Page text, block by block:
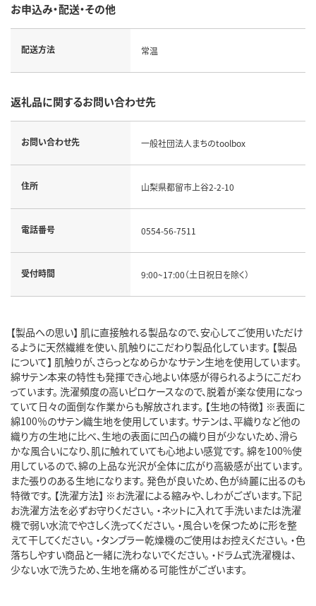
お申込み・配送・その他
配送方法 常温
返礼品に関するお問い合わせ先
お問い合わせ先 一般社団法人まちのtoolbox
住所 山梨県都留市上谷2-2-10
電話番号 0554-56-7511
受付時間 9:00~17:00（土日祝日を除く）
【製品への思い】 肌に直接触れる製品なので、安心してご使用いただけ
るように天然繊維を使い、肌触りにこだわり製品化しています。 【製品
について】 肌触りが、さらっとなめらかなサテン生地を使用しています。
綿サテン本来の特性も発揮でき心地よい体感が得られるようにこだわ
っています。 洗濯頻度の高いピロケースなので、脱着が楽な使用になっ
ていて日々の面倒な作業からも解放されます。 【生地の特徴】 ※表面に
綿100％のサテン織生地を使用しています。 サテンは、平織りなど他の
織り方の生地に比べ、生地の表面に凹凸の織り目が少ないため、滑ら
かな風合いになり、肌に触れていても心地よい感覚です。 綿を100%使
用しているので、綿の上品な光沢が全体に広がり高級感が出ています。
また張りのある生地になります。 発色が良いため、色が綺麗に出るのも
特徴です。 【洗濯方法】 ※お洗濯による縮みや、しわがございます。下記
お洗濯方法を必ずお守りください。 ・ネットに入れて手洗いまたは洗濯
機で弱い水流でやさしく洗ってください。 ・風合いを保つために形を整
えて干してください。 ・タンブラー乾燥機のご使用はお控えください。 ・色
落ちしやすい商品と一緒に洗わないでください。 ・ドラム式洗濯機は、
少ない水で洗うため、生地を痛める可能性がございます。